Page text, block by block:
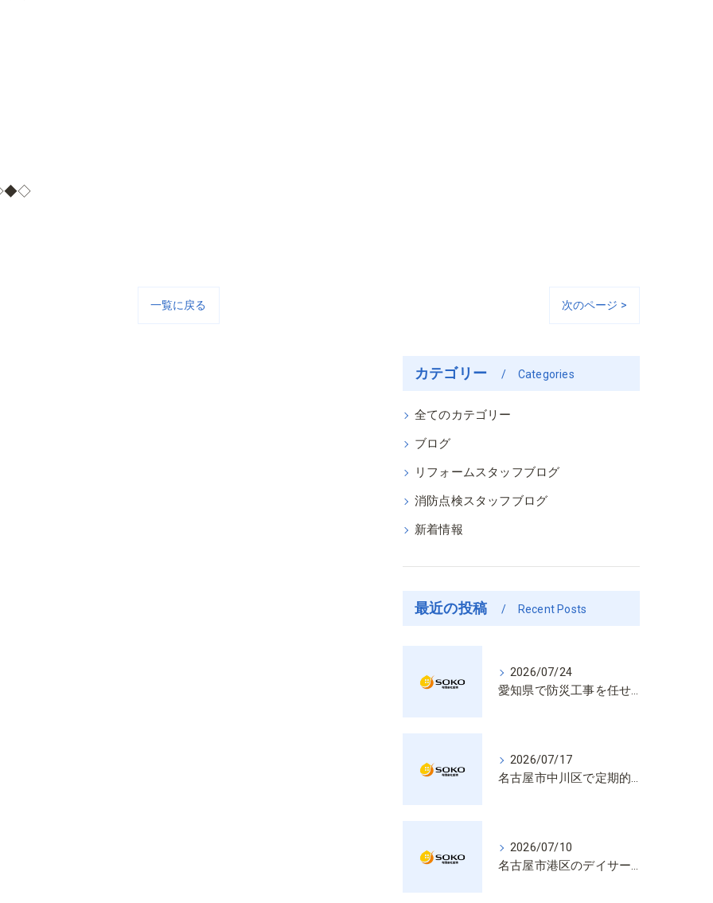
一覧に戻る 次のページ >
カテゴリー Categories
全てのカテゴリー
ブログ
リフォームスタッフブログ
消防点検スタッフブログ
新着情報
最近の投稿 Recent Posts
2026/07/24
愛知県で防災工事を任せるなら経験と技術で安心を提供する老舗業者
2026/07/17
名古屋市中川区で定期的な消防設備点検や整備はいざという時の命を守る安心管理
2026/07/10
名古屋市港区のデイサービス消防設備点検は消火器具や誘導灯も丁寧に作業を進めます